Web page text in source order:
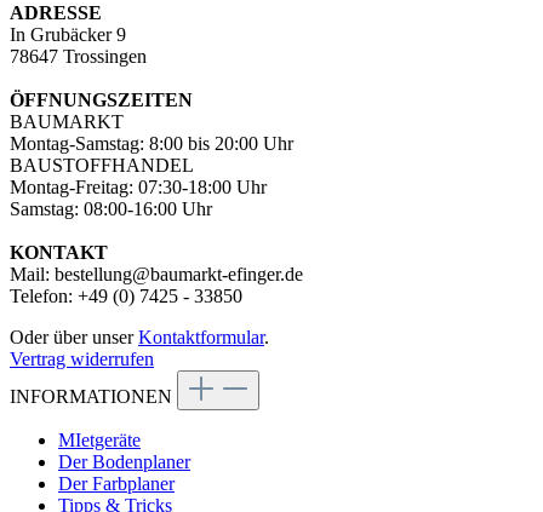
ADRESSE
In Grubäcker 9
78647 Trossingen
ÖFFNUNGSZEITEN
BAUMARKT
Montag-Samstag: 8:00 bis 20:00 Uhr
BAUSTOFFHANDEL
Montag-Freitag: 07:30-18:00 Uhr
Samstag: 08:00-16:00 Uhr
KONTAKT
Mail: bestellung@baumarkt-efinger.de
Telefon: +49 (0) 7425 - 33850
Oder über unserKontaktformular.
Vertrag widerrufen
INFORMATIONEN
MIetgeräte
Der Bodenplaner
Der Farbplaner
Tipps & Tricks